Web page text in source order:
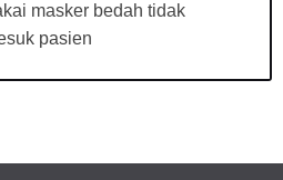
masker bedah tidak
pasien